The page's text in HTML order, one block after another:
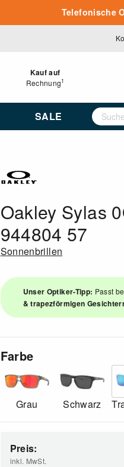
Telefonische
Kauf auf
Rechnung1
SALE
Oakley Sylas
944804 57
Sonnenbrillen
Unser Optiker-Tipp: Passt
& trapezförmigen
Farbe
Grau Schwarz
Preis:
inkl. MwSt.